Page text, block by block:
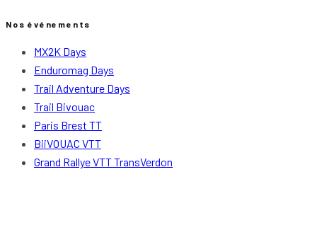
Nos événements
MX2K Days
Enduromag Days
Trail Adventure Days
Trail Bivouac
Paris Brest TT
BiiVOUAC VTT
Grand Rallye VTT TransVerdon